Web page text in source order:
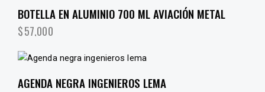
BOTELLA EN ALUMINIO 700 ML AVIACIÓN METAL
$57,000
AGENDA NEGRA INGENIEROS LEMA